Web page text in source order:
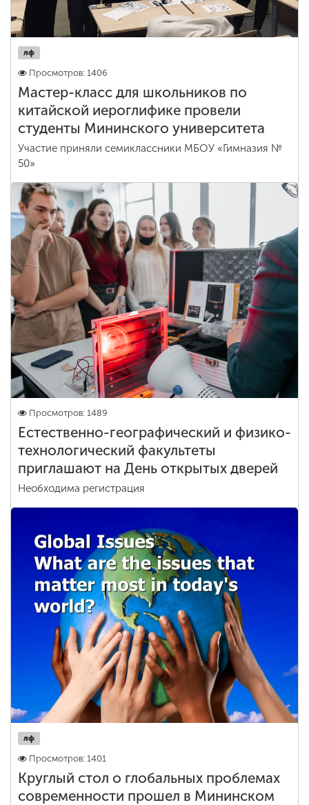
лф
Просмотров: 1406
Мастер-класс для школьников по
китайской иероглифике провели
студенты Мининского университета
Участие приняли семиклассники МБОУ «Гимназия №
50»
Просмотров: 1489
Естественно-географический и физико-
технологический факультеты
приглашают на День открытых дверей
Необходима регистрация
лф
Просмотров: 1401
Круглый стол о глобальных проблемах
современности прошел в Мининском